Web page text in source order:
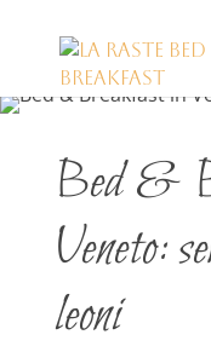
Bed &
Veneto:
leoni